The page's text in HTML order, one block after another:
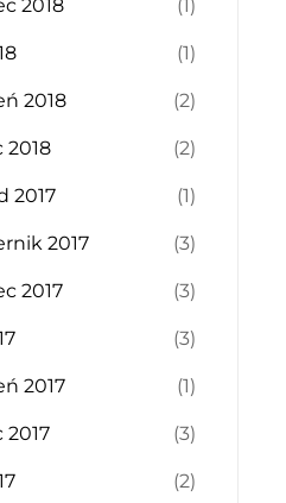
2018 (1)
(1)
2018 (2)
2018 (2)
2017 (1)
2017 (3)
2017 (3)
(3)
2017 (1)
2017 (3)
(2)